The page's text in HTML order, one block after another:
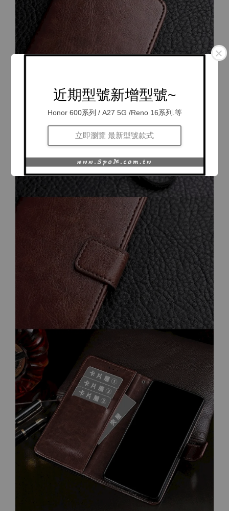
近期型號新增型號~
Honor 600系列 / A27 5G /Reno 16系列.等
立即瀏覽 最新型號款式